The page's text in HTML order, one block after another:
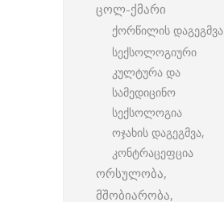
ცოლ-ქმარი
ქორწილის დაგეგმვა
სექსოლოგიური
კულტურა და
სამედიცინო
სექსოლოგია
ოჯახის დაგეგმვა,
კონტრაცეფცია
ორსულობა,
მშობიარობა,